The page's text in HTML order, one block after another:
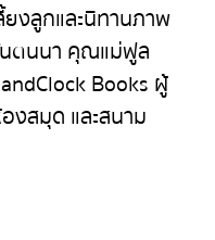
ยงลูกและนิทานภาพ
ตนนา คุณแม่ฟูล
Books ผู้
งสมุด และสนาม